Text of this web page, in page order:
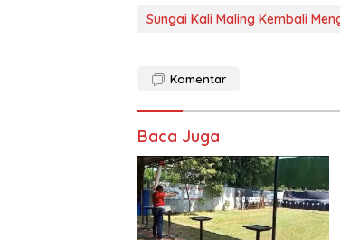
Sungai Kali Maling Kembali
Komentar
Baca Juga